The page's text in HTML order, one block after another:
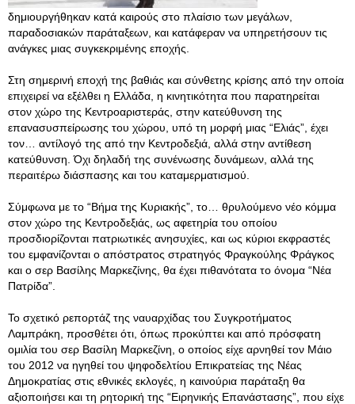
δημιουργήθηκαν κατά καιρούς στο πλαίσιο των μεγάλων,
παραδοσιακών παράταξεων, και κατάφεραν να υπηρετήσουν τις
ανάγκες μιας συγκεκριμένης εποχής.
Στη σημερινή εποχή της βαθιάς και σύνθετης κρίσης από την οποία
επιχειρεί να εξέλθει η Ελλάδα, η κινητικότητα που παρατηρείται
στον χώρο της Κεντροαριστεράς, στην κατεύθυνση της
επανασυσπείρωσης του χώρου, υπό τη μορφή μιας “Ελιάς”, έχει
τον… αντίλογό της από την Κεντροδεξιά, αλλά στην αντίθεση
κατεύθυνση. Όχι δηλαδή της συνένωσης δυνάμεων, αλλά της
περαιτέρω διάσπασης και του καταμερματισμού.
Σύμφωνα με το “Βήμα της Κυριακής”, το… θρυλούμενο νέο κόμμα
στον χώρο της Κεντροδεξιάς, ως αφετηρία του οποίου
προσδιορίζονται πατριωτικές ανησυχίες, και ως κύριοι εκφραστές
του εμφανίζονται ο απόστρατος στρατηγός Φραγκούλης Φράγκος
και ο σερ Βασίλης Μαρκεζίνης, θα έχει πιθανότατα το όνομα “Νέα
Πατρίδα”.
Το σχετικό ρεπορτάζ της ναυαρχίδας του Συγκροτήματος
Λαμπράκη, προσθέτει ότι, όπως προκύπτει και από πρόσφατη
ομιλία του σερ Βασίλη Μαρκεζίνη, ο οποίος είχε αρνηθεί τον Μάιο
του 2012 να ηγηθεί του ψηφοδελτίου Επικρατείας της Νέας
Δημοκρατίας στις εθνικές εκλογές, η καινούρια παράταξη θα
αξιοποιήσει και τη ρητορική της “Ειρηνικής Επανάστασης”, που είχε